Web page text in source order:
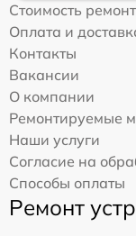
Стоимость
Оплата и
Контакты
Вакансии
О компании
Ремонтируемые
Наши услуги
Согласие на
Способы оплаты
Ремонт